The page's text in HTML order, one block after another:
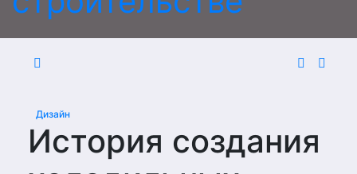
Дизайн
История создания